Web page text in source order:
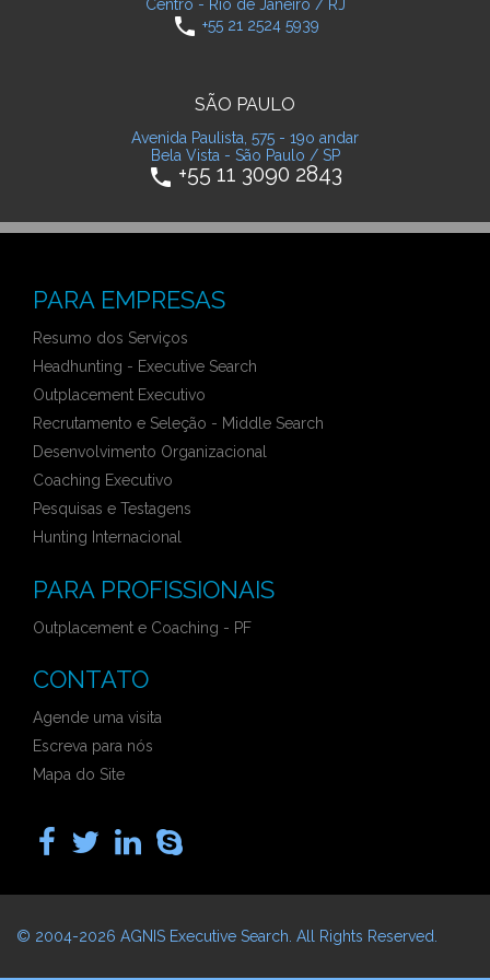
Centro - Rio de Janeiro / RJ
phone +55 21 2524 5939
SÃO PAULO
Avenida Paulista, 575 - 19o andar
Bela Vista - São Paulo / SP
phone +55 11 3090 2843
PARA EMPRESAS
Resumo dos Serviços
Headhunting - Executive Search
Outplacement Executivo
Recrutamento e Seleção - Middle Search
Desenvolvimento Organizacional
Coaching Executivo
Pesquisas e Testagens
Hunting Internacional
PARA PROFISSIONAIS
Outplacement e Coaching - PF
CONTATO
Agende uma visita
Escreva para nós
Mapa do Site
© 2004-2026 AGNIS Executive Search . All Rights Reserved.